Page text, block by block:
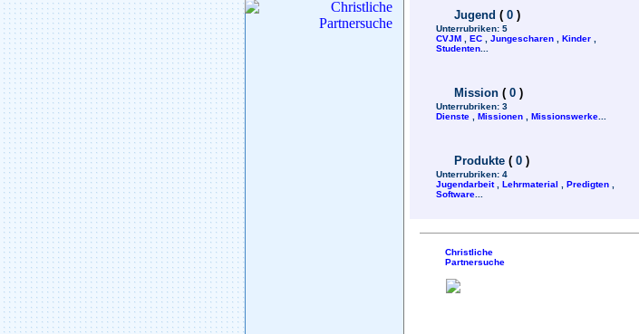
Jugend ( 0 )
Unterrubriken: 5
CVJM
EC Jungescharen Kinder
Studenten
Mission ( 0 )
Unterrubriken: 3
Dienste
Missionen Missionswerke
Produkte ( 0 )
Unterrubriken: 4
Jugendarbeit, Lehrmaterial Predigten
Software
Christliche
Partnersuche